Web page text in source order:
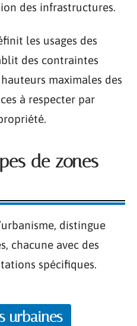
des infrastructures.
les usages des
des contraintes
maximales des
à respecter par
de zones
distingue
chacune avec des
spécifiques.
urbaines